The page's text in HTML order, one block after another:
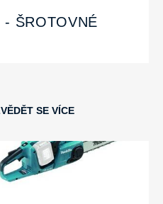
ŠROTOVNÉ
SE VÍCE